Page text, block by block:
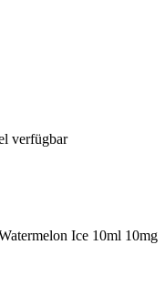
verfügbar
Ice 10ml 10mg